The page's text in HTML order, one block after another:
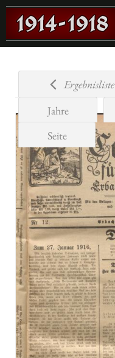
Ergebnisliste
Jahre
Seite